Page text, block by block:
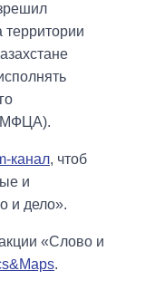
территории
канал, чтоб
и
и дело».
«Слово и
.